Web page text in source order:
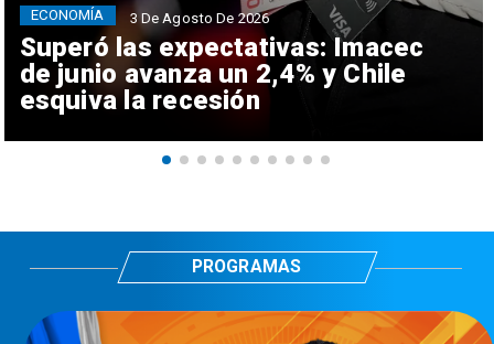
Superó las expectativas: Imacec
de junio avanza un 2,4% y Chile
esquiva la recesión
ECONOMÍA 3 De Agosto De 2026
PROGRAMAS